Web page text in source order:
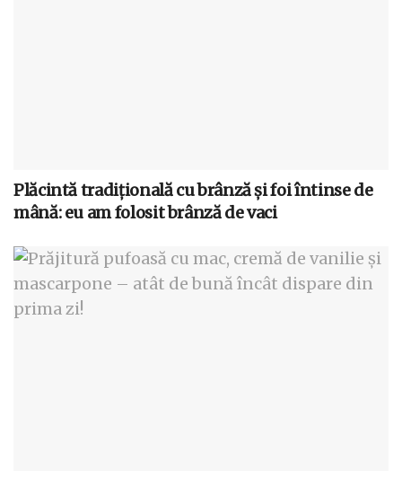
Plăcintă tradițională cu brânză și foi întinse de
mână: eu am folosit brânză de vaci